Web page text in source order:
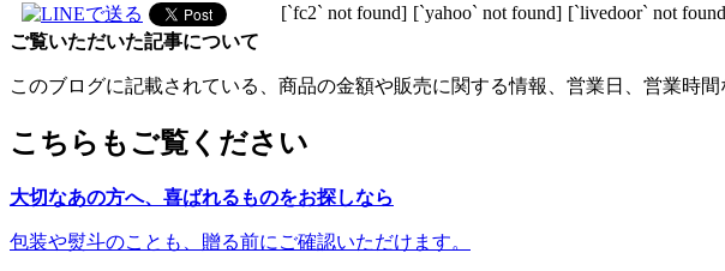
[`fc2` not found] [`yahoo` not found] [`livedoor` not
ご覧いただいた記事について
このブログに記載されている、商品の金額や販売に関する情報、営業日、営業時
こちらもご覧ください
大切なあの方へ、喜ばれるものをお探しなら
包装や熨斗のことも、贈る前にご確認いただけます。